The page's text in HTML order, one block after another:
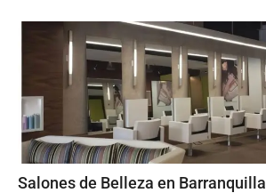
Salones de Belleza en Barranquilla